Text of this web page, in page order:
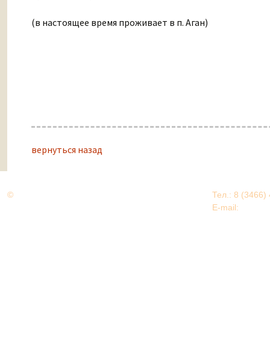
(в настоящее время проживает в п. Аган)
вернуться назад
©
Тел.: 8 (3466)
E-mail: